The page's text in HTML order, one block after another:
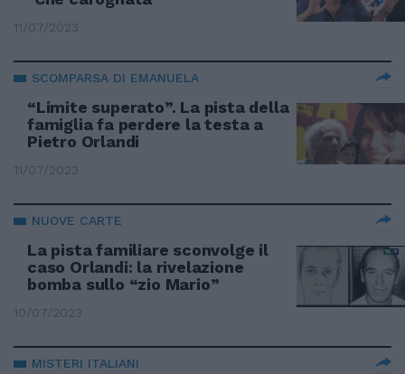
11/07/2023
SCOMPARSA DI EMANUELA
“Limite superato”. La pista della
famiglia fa perdere la testa a
Pietro Orlandi
11/07/2023
NUOVE CARTE
La pista familiare sconvolge il
caso Orlandi: la rivelazione
bomba sullo “zio Mario”
10/07/2023
MISTERI ITALIANI